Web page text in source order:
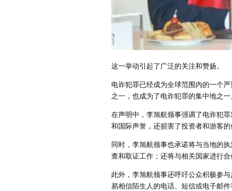
这一举动引起了广泛的关注和赞扬。
电诈犯罪已经成为全球范围内的一个
之一，也成为了电诈犯罪的集中地之
在声明中，李旭航领事强调了电诈犯
和国际声誉，还损害了投资者和游客
同时，李旭航领事也承诺将与当地的
查和取证工作；还将与相关国家进行
此外，李旭航领事还呼吁公众积极参
易相信陌生人的电话、短信或电子邮件